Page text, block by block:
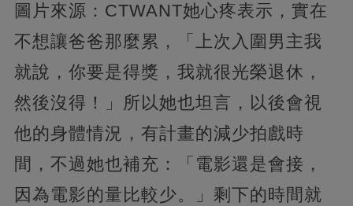
圖片來源：CTWANT她心疼表示，實在
不想讓爸爸那麼累，「上次入圍男主我
就說，你要是得獎，我就很光榮退休，
然後沒得！」所以她也坦言，以後會視
他的身體情況，有計畫的減少拍戲時
間，不過她也補充：「電影還是會接，
因為電影的量比較少。」剩下的時間就